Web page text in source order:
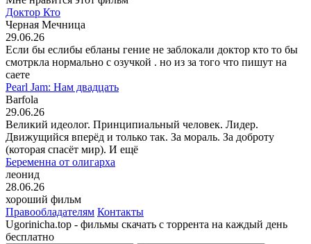
Доктор Кто
Черная Мечница
29.06.26
Если бы еслибы ебланы гение не заблокали доктор кто то бы
смотркла нормально с озучкой . но из за того что пишут на
саете
Pearl Jam: Нам двадцать
Barfola
29.06.26
Великий идеолог. Принципиальный человек. Лидер.
Движущийся вперёд и только так. За мораль. За доброту
(которая спасёт мир). И ещё
Беременна от олигарха
леонид
28.06.26
хороший фильм
Правообладателям Контакты
Ugorinicha.top - фильмы скачать с торрента на каждый день
бесплатно